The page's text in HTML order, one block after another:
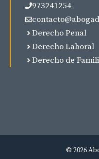
973241254
Derecho Penal
Derecho Laboral
Derecho de
© 2026